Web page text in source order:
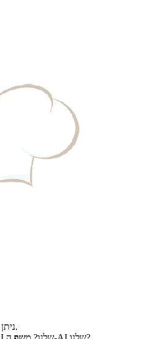
ניתן להתייעץ ולקבל משוב על המתכון.